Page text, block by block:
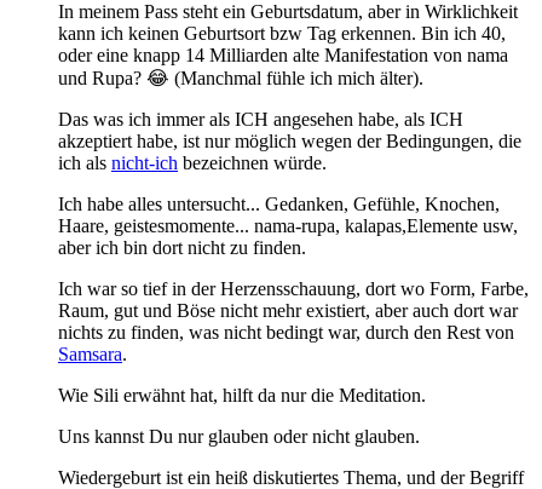
In meinem Pass steht ein Geburtsdatum, aber in Wirklichkeit
kann ich keinen Geburtsort bzw Tag erkennen. Bin ich 40,
oder eine knapp 14 Milliarden alte Manifestation von nama
und Rupa? 😂 (Manchmal fühle ich mich älter).
Das was ich immer als ICH angesehen habe, als ICH
akzeptiert habe, ist nur möglich wegen der Bedingungen, die
ich als nicht-ich bezeichnen würde.
Ich habe alles untersucht... Gedanken, Gefühle, Knochen,
Haare, geistesmomente... nama-rupa, kalapas,Elemente usw,
aber ich bin dort nicht zu finden.
Ich war so tief in der Herzensschauung, dort wo Form, Farbe,
Raum, gut und Böse nicht mehr existiert, aber auch dort war
nichts zu finden, was nicht bedingt war, durch den Rest von
Samsara.
Wie Sili erwähnt hat, hilft da nur die Meditation.
Uns kannst Du nur glauben oder nicht glauben.
Wiedergeburt ist ein heiß diskutiertes Thema, und der Begriff